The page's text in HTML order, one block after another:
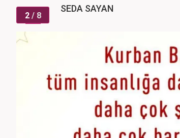
2 / 8
SEDA SAYAN